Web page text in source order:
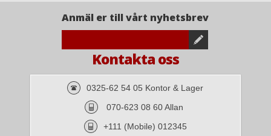
Anmäl er till vårt nyhetsbrev
Kontakta oss
0325-62 54 05 Kontor & Lager
070-623 08 60 Allan
+111 (Mobile) 012345